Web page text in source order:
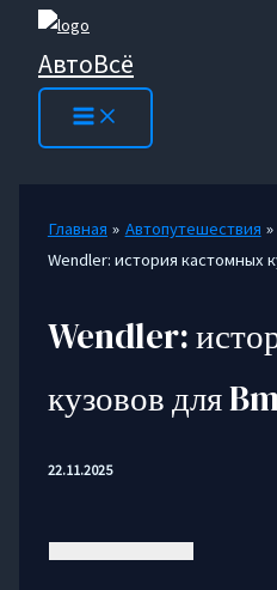
Перейти
содержимому
АвтоВсё
Главная
Автопутешествия
Wendler: история кастомных
Wendler:
кузовов для
22.11.2025